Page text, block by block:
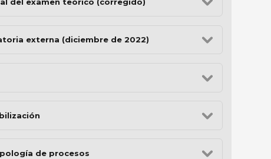
externa (diciembre de 2022)
de procesos